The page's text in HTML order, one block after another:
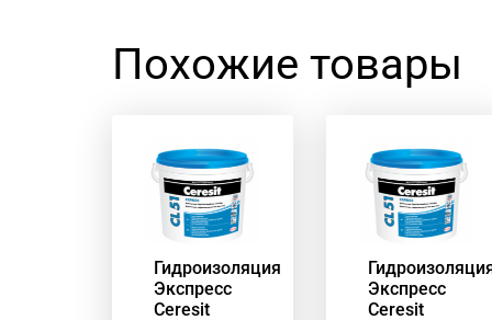
Похожие товары
Гидроизоляция
Экспресс
Ceresit
Экспресс
Ceresit